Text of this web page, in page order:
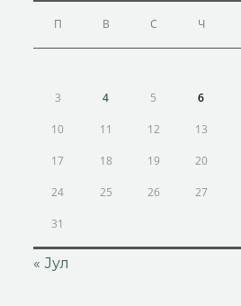
П В С Ч
3 4 5 6
10 11 12 13
17 18 19 20
24 25 26 27
31
« Јул